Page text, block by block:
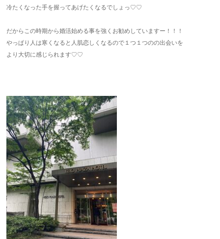
冷たくなった手を握ってあげたくなるでしょっ♡♡
だからこの時期から婚活始める事を強くお勧めしていますー！！！
やっぱり人は寒くなると人肌恋しくなるので１つ１つのの出会いを
より大切に感じられます♡♡